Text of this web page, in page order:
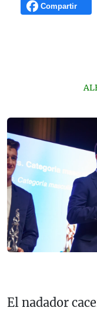
Compartir
El nadador